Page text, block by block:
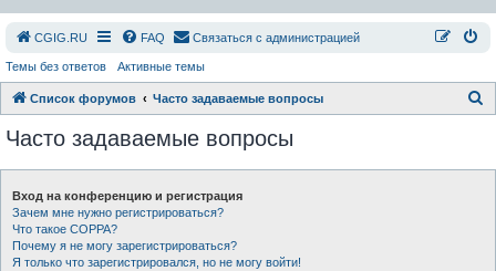
СGIG.RU FAQ Связаться с администрацией
Темы без ответов Активные темы
Список форумов Часто задаваемые вопросы
Часто задаваемые вопросы
Вход на конференцию и регистрация
Зачем мне нужно регистрироваться?
Что такое COPPA?
Почему я не могу зарегистрироваться?
Я только что зарегистрировался, но не могу войти!